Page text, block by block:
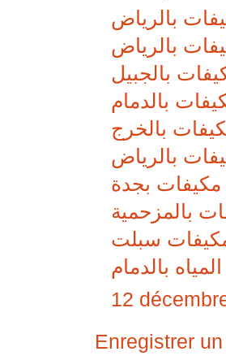
بالرياض
بالرياض
بالجبيل
بالدمام
بالخرج
بالرياض
بجدة
بالمزحمية
سبلت
بالدمام
12
Enregistrer